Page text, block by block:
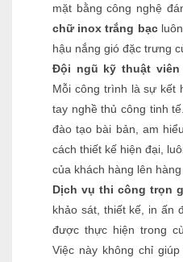
mặt bằng công nghệ
chữ inox trắng bạcluôn
hậu nắng gió đặc trưng
Đội ngũ kỹ thuật viên
Mỗi công trình là sự kết
tay nghề thủ công tinh
đào tạo bài bản, am
cách thiết kế hiện đại,
của khách hàng lên hàng
Dịch vụ thi công trọn
khảo sát, thiết kế, in ấn
được thực hiện trong
Việc này không chỉ